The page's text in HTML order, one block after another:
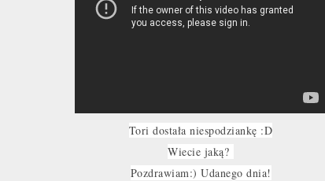
Tori dostała niespodziankę :D
Wiecie jaką?
Pozdrawiam:) Udanego dnia!